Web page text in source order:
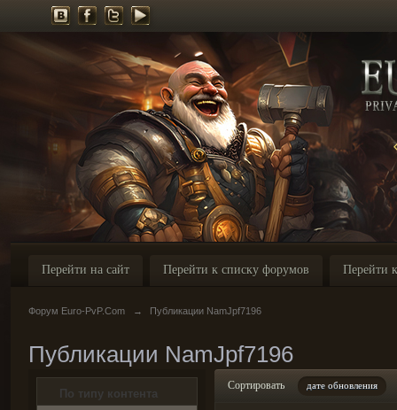
Перейти на сайт Перейти к списку форумов Перейти
Форум Euro-PvP.Com → Публикации NamJpf7196
Публикации NamJpf7196
По типу контента
Сортировать дате обновления